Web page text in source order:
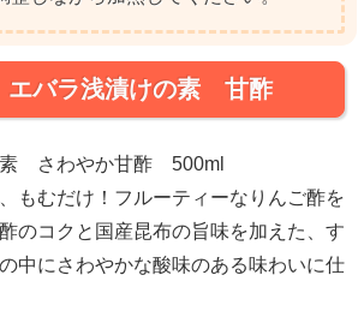
バラ浅漬けの素 甘酢
さわやか甘酢 500ml
もむだけ！フルーティーなりんご酢を
のコクと国産昆布の旨味を加えた、す
中にさわやかな酸味のある味わいに仕